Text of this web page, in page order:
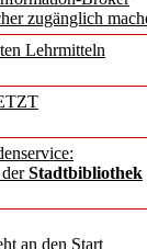
zugänglich
Lehrmitteln
Stadtbibliothek
an den Start
in
neu